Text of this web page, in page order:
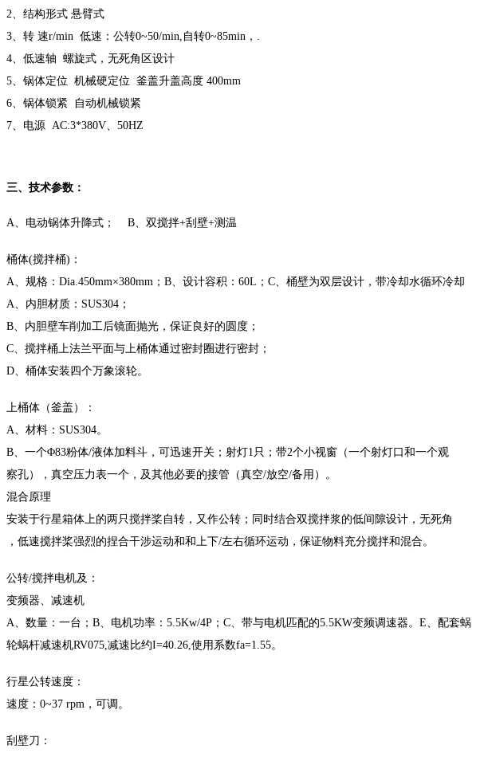
2、结构形式 悬臂式
3、转 速r/min 低速：公转0~50/min,自转0~85min，.
4、低速轴 螺旋式，无死角区设计
5、锅体定位 机械硬定位 釜盖升盖高度 400mm
6、锅体锁紧 自动机械锁紧
7、电源 AC:3*380V、50HZ
三、技术参数：
A、电动锅体升降式； B、双搅拌+刮壁+测温
桶体(搅拌桶)：
A、规格：Dia.450mm×380mm；B、设计容积：60L；C、桶壁为双层设计，带冷却水循环冷却
A、内胆材质：SUS304；
B、内胆壁车削加工后镜面抛光，保证良好的圆度；
C、搅拌桶上法兰平面与上桶体通过密封圈进行密封；
D、桶体安装四个万象滚轮。
上桶体（釜盖）：
A、材料：SUS304。
B、一个Φ83粉体/液体加料斗，可迅速开关；射灯1只；带2个小视窗（一个射灯口和一个观
察孔），真空压力表一个，及其他必要的接管（真空/放空/备用）。
混合原理
安装于行星箱体上的两只搅拌桨自转，又作公转；同时结合双搅拌浆的低间隙设计，无死角
，低速搅拌桨强烈的捏合干涉运动和和上下/左右循环运动，保证物料充分搅拌和混合。
公转/搅拌电机及：
变频器、减速机
A、数量：一台；B、电机功率：5.5Kw/4P；C、带与电机匹配的5.5KW变频调速器。E、配套蜗
轮蜗杆减速机RV075,减速比约I=40.26,使用系数fa=1.55。
行星公转速度：
速度： 0~37 rpm，可调。
刮壁刀：